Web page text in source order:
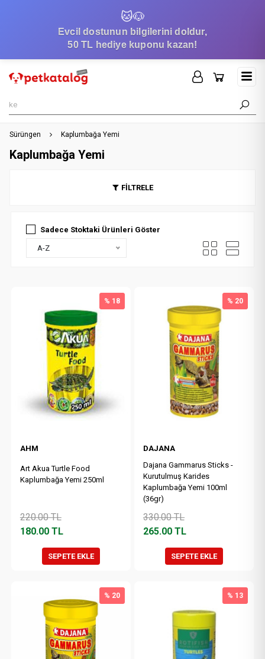
🐱🐶
Evcil dostunun bilgilerini doldur,
50 TL hediye kuponu kazan!
Sürüngen Kaplumbağa Yemi
Kaplumbağa Yemi
FİLTRELE
Sadece Stoktaki Ürünleri Göster
A-Z
AHM
Art Akua Turtle Food
Kaplumbağa Yemi 250ml
220.00TL
180.00TL
% 18
SEPETE EKLE
DAJANA
Dajana Gammarus Sticks -
Kurutulmuş Karides
Kaplumbağa Yemi 100ml
(36gr)
330.00TL
265.00 TL
% 20
SEPETE EKLE
% 20 % 13